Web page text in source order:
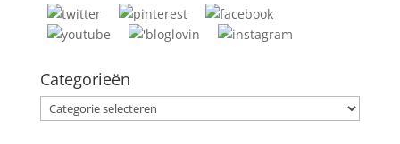
Categorieën
Categorieën